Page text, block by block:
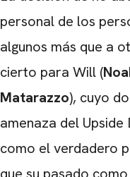
personal de los
algunos más que a
cierto para Will (
Matarazzo), cuyo
amenaza del
como el verdadero